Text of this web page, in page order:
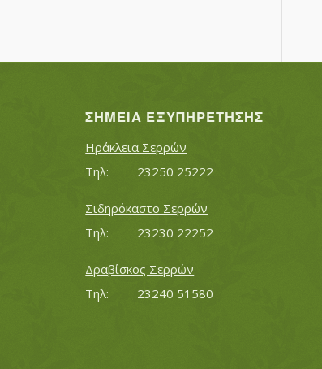
ΣΗΜΕΊΑ ΕΞΥΠΗΡΈΤΗΣΗΣ
Ηράκλεια Σερρών
Τηλ:		23250 25222
Σιδηρόκαστο Σερρών
Τηλ:		23230 22252
Δραβίσκος Σερρών
Τηλ:		23240 51580